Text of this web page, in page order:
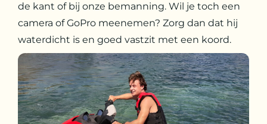
de kant of bij onze bemanning. Wil je toch een
camera of GoPro meenemen? Zorg dan dat hij
waterdicht is en goed vastzit met een koord.